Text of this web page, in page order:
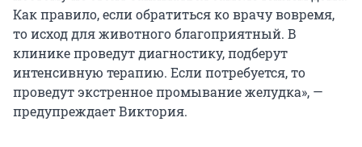
Как правило, если обратиться ко врачу вовремя,
то исход для животного благоприятный. В
клинике проведут диагностику, подберут
интенсивную терапию. Если потребуется, то
проведут экстренное промывание желудка», —
предупреждает Виктория.